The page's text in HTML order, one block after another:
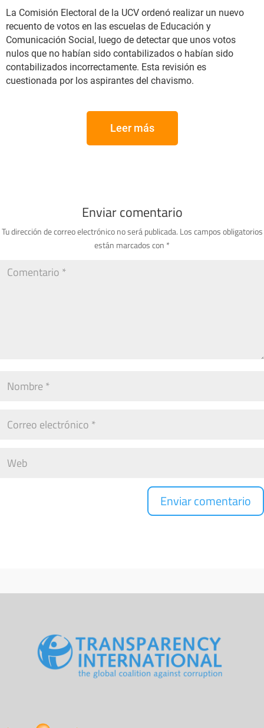
La Comisión Electoral de la UCV ordenó realizar un nuevo
recuento de votos en las escuelas de Educación y
Comunicación Social, luego de detectar que unos votos
nulos que no habían sido contabilizados o habían sido
contabilizados incorrectamente. Esta revisión es
cuestionada por los aspirantes del chavismo.
Leer más
Enviar comentario
Tu dirección de correo electrónico no será publicada. Los campos obligatorios
están marcados con *